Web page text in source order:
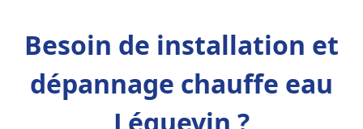
Besoin de installation et
dépannage chauffe eau